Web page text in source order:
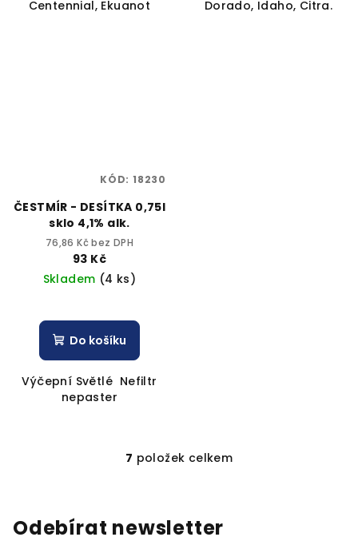
Centennial, Ekuanot
Dorado, Idaho, Citra.
ČESTMÍR - DESÍTKA 0,75l
sklo 4,1% alk.
76,86 Kč bez DPH
93 Kč
Skladem (4 ks)
Do košíku
Výčepní Světlé Nefiltr
nepaster
KÓD: 18230
O
á
7 položek celkem
Odebírat newsletter